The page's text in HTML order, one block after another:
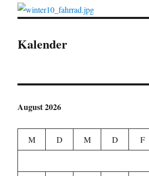
Kalender
August 2026
M D M D F